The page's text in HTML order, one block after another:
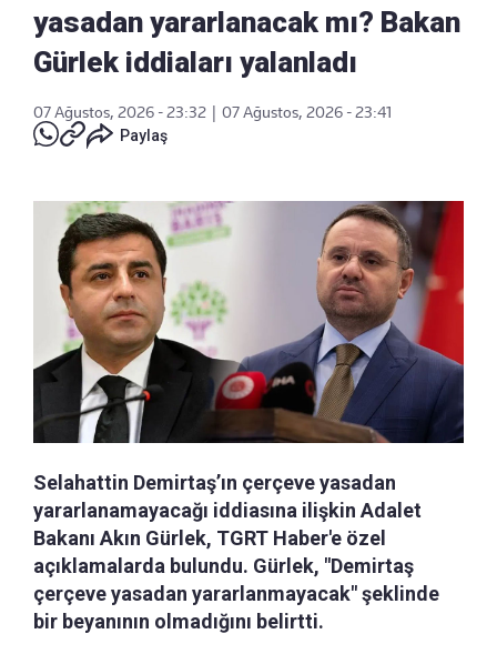
yasadan yararlanacak mı? Bakan
Gürlek iddiaları yalanladı
07 Ağustos, 2026 - 23:32
07 Ağustos, 2026 - 23:41
Paylaş
Selahattin Demirtaş’ın çerçeve yasadan
yararlanamayacağı iddiasına ilişkin Adalet
Bakanı Akın Gürlek, TGRT Haber'e özel
açıklamalarda bulundu. Gürlek, "Demirtaş
çerçeve yasadan yararlanmayacak" şeklinde
bir beyanının olmadığını belirtti.